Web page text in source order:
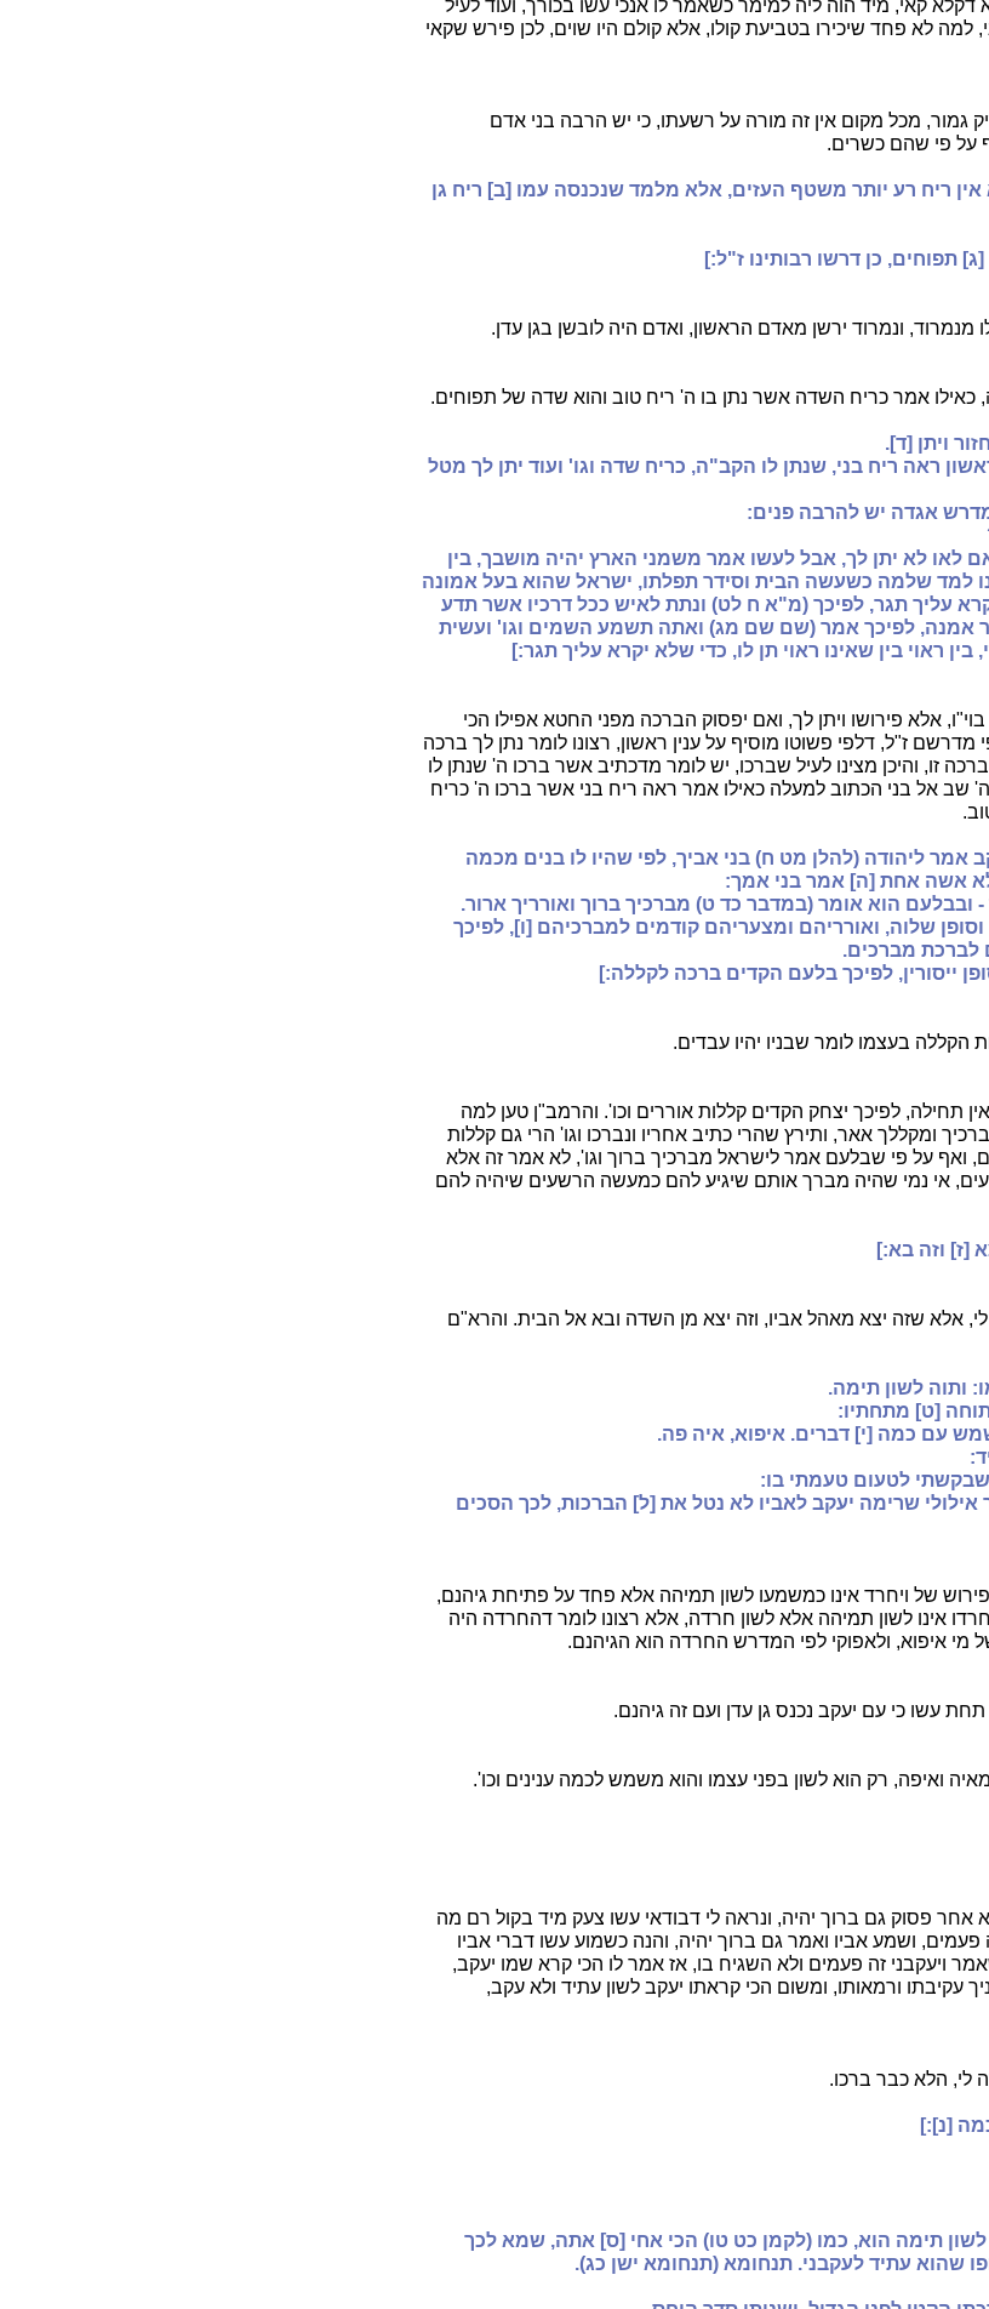
קאי, מיד הוה ליה למימר כשאמר לו אנכי עשו בכורך, ועוד לעיל
למה לא פחד שיכירו בטביעת קולו, אלא קולם היו שוים, לכן פירש שקאי
גמור, מכל מקום אין זה מורה על רשעתו, כי יש הרבה בני אדם
על פי שהם כשרים.
אין ריח רע יותר משטף העזים, אלא מלמד שנכנסה עמו [ב] ריח גן
תפוחים, כן דרשו רבותינו ז"ל:]
ונמרוד ירשן מאדם הראשון, ואדם היה לובשן בגן עדן.
אמר כריח השדה אשר נתן בו ה' ריח טוב והוא שדה של תפוחים.
ויתן [ד].
ראה ריח בני, שנתן לו הקב"ה, כריח שדה וגו' ועוד יתן לך מטל
אגדה יש להרבה פנים:
לאו לא יתן לך, אבל לעשו אמר משמני הארץ יהיה מושבך, בין
למד שלמה כשעשה הבית וסידר תפלתו, ישראל שהוא בעל אמונה
עליך תגר, לפיכך (מ"א ח לט) ונתת לאיש ככל דרכיו אשר תדע
אמנה, לפיכך אמר (שם שם מג) ואתה תשמע השמים וגו' ועשית
ראוי בין שאינו ראוי תן לו, כדי שלא יקרא עליך תגר:]
אלא פירושו ויתן לך, ואם יפסוק הברכה מפני החטא אפילו הכי
לפי מדרשם ז"ל, דלפי פשוטו מוסיף על ענין ראשון, רצונו לומר נתן לך ברכה
זו, והיכן מצינו לעיל שברכו, יש לומר מדכתיב אשר ברכו ה' שנתן לו
שב אל בני הכתוב למעלה כאילו אמר ראה ריח בני אשר ברכו ה' כריח
אמר ליהודה (להלן מט ח) בני אביך, לפי שהיו לו בנים מכמה
אשה אחת [ה] אמר בני אמך:
- ובבלעם הוא אומר (במדבר כד ט) מברכיך ברוך ואורריך ארור.
שלוה, ואורריהם ומצעריהם קודמים למברכיהם [ו], לפיכך
לברכת מברכים.
ייסורין, לפיכך בלעם הקדים ברכה לקללה:]
הקללה בעצמו לומר שבניו יהיו עבדים.
תחילה, לפיכך יצחק הקדים קללות אוררים וכו'. והרמב"ן טען למה
ומקללך אאר, ותירץ שהרי כתיב אחריו ונברכו וגו' הרי גם קללות
ואף על פי שבלעם אמר לישראל מברכיך ברוך וגו', לא אמר זה אלא
אי נמי שהיה מברך אותם שיגיע להם כמעשה הרשעים שיהיה להם
[ז] וזה בא:]
אלא שזה יצא מאהל אביו, וזה יצא מן השדה ובא אל הבית. והרא"ם
ותוה לשון תימה.
[ט] מתחתיו:
עם כמה [י] דברים. איפוא, איה פה.
לטעום טעמתי בו:
שרימה יעקב לאביו לא נטל את [ל] הברכות, לכך הסכים
של ויחרד אינו כמשמעו לשון תמיהה אלא פחד על פתיחת גיהנם,
אינו לשון תמיהה אלא לשון חרדה, אלא רצונו לומר דהחרדה היה
איפוא, ולאפוקי לפי המדרש החרדה הוא הגיהנם.
עשו כי עם יעקב נכנס גן עדן ועם זה גיהנם.
ואיפה, רק הוא לשון בפני עצמו והוא משמש לכמה ענינים וכו'.
אחר פסוק גם ברוך יהיה, ונראה לי דבודאי עשו צעק מיד בקול רם מה
פעמים, ושמע אביו ואמר גם ברוך יהיה, והנה כשמוע עשו דברי אביו
ויעקבני זה פעמים ולא השגיח בו, אז אמר לו הכי קרא שמו יעקב,
עקיבתו ורמאותו, ומשום הכי קראתו יעקב לשון עתיד ולא עקב,
לי, הלא כבר ברכו.
[נ]:]
תימה הוא, כמו (לקמן כט טו) הכי אחי [ס] אתה, שמא לכך
שהוא עתיד לעקבני. תנחומא (תנחומא ישן כג).